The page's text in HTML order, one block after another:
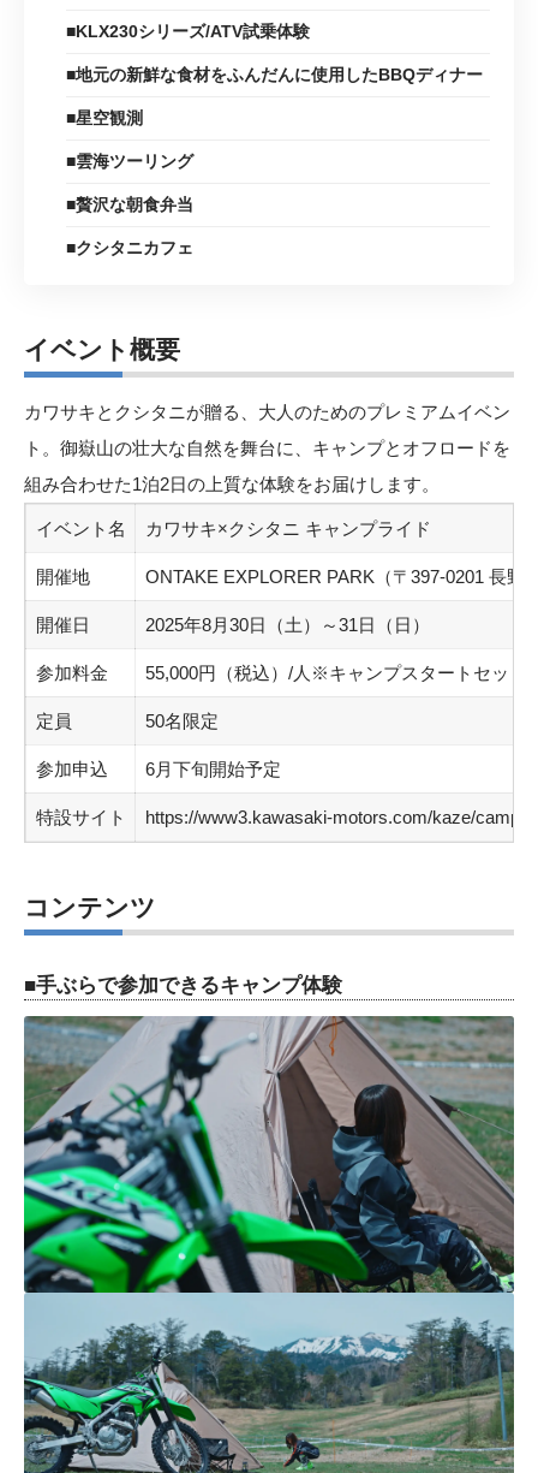
■KLX230シリーズ/ATV試乗体験
■地元の新鮮な食材をふんだんに使用したBBQディナー
■星空観測
■雲海ツーリング
■贅沢な朝食弁当
■クシタニカフェ
イベント概要
カワサキとクシタニが贈る、大人のためのプレミアムイベン
ト。御嶽山の壮大な自然を舞台に、キャンプとオフロードを
組み合わせた1泊2日の上質な体験をお届けします。
イベント名 カワサキ×クシタニ キャンプライド
開催地 ONTAKE EXPLORER PARK（〒397-0201 長野
開催日 2025年8月30日（土）～31日（日）
参加料金 55,000円（税込）/人※キャンプスタートセット
定員 50名限定
参加申込 6月下旬開始予定
特設サイト https://www3.kawasaki-motors.com/kaze/
コンテンツ
■手ぶらで参加できるキャンプ体験